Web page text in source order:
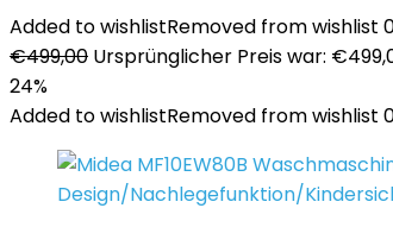
Added to wishlistRemoved from wishlist
€499,00 Ursprünglicher Preis war:
24%
Added to wishlistRemoved from wishlist